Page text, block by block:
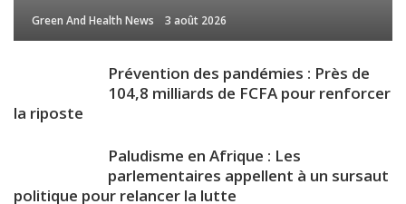
Green And Health News 3 août 2026
Prévention des pandémies : Près de
104,8 milliards de FCFA pour renforcer
la riposte
Paludisme en Afrique : Les
parlementaires appellent à un sursaut
politique pour relancer la lutte